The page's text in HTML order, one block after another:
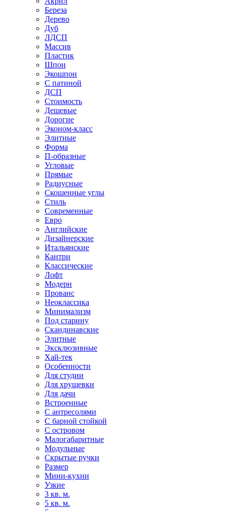
Береза
Дерево
Дуб
ЛДСП
Массив
Пластик
Шпон
Экошпон
С патиной
ДСП
Стоимость
Дешевые
Дорогие
Эконом-класс
Элитные
Форма
П-образные
Угловые
Прямые
Радиусные
Скошенные углы
Стиль
Современные
Евро
Английские
Дизайнерские
Итальянские
Кантри
Классические
Лофт
Модерн
Прованс
Неоклассика
Минимализм
Под старину
Скандинавские
Элитные
Эксклюзивные
Хай-тек
Особенности
Для студии
Для хрущевки
Для дачи
Встроенные
С антресолями
С барной стойкой
С островом
Малогабаритные
Модульные
Скрытые ручки
Размер
Мини-кухни
Узкие
3 кв. м.
5 кв. м.